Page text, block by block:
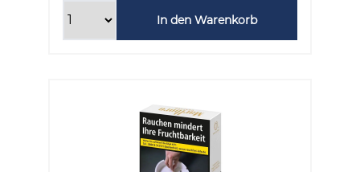
In den Warenkorb